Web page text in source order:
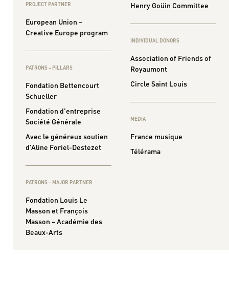
PROJECT PARTNER
European Union –
Creative Europe program
PATRONS – PILLARS
Fondation Bettencourt
Schueller
Fondation d’entreprise
Société Générale
Avec le généreux soutien
d’Aline Foriel-Destezet
PATRONS – MAJOR PARTNER
Fondation Louis Le
Masson et François
Masson – Académie des
Beaux-Arts
Henry Goüin Committee
INDIVIDUAL DONORS
Association of Friends of
Royaumont
Circle Saint Louis
MEDIA
France musique
Télérama